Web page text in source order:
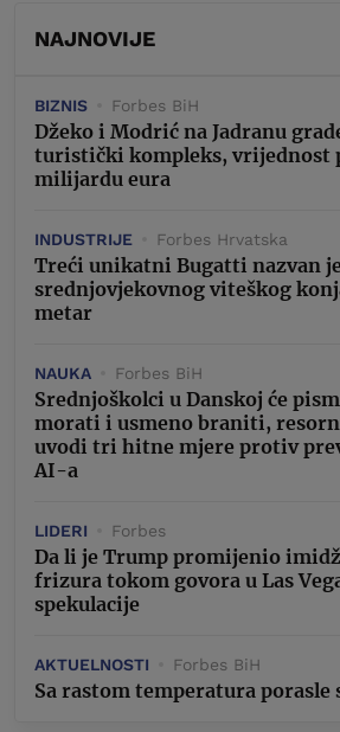
NAJNOVIJE
BIZNIS Forbes BiH
Džeko i Modrić na Jadranu
turistički kompleks, vrijednost
milijardu eura
INDUSTRIJE Forbes Hrvatska
Treći unikatni Bugatti nazvan
srednjovjekovnog viteškog
metar
NAUKA Forbes BiH
Srednjoškolci u Danskoj će
morati i usmeno braniti,
uvodi tri hitne mjere protiv
AI-a
LIDERI Forbes
Da li je Trump promijenio
frizura tokom govora u Las
spekulacije
AKTUELNOSTI Forbes BiH
Sa rastom temperatura porasle